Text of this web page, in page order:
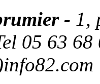
- 1,
05 63